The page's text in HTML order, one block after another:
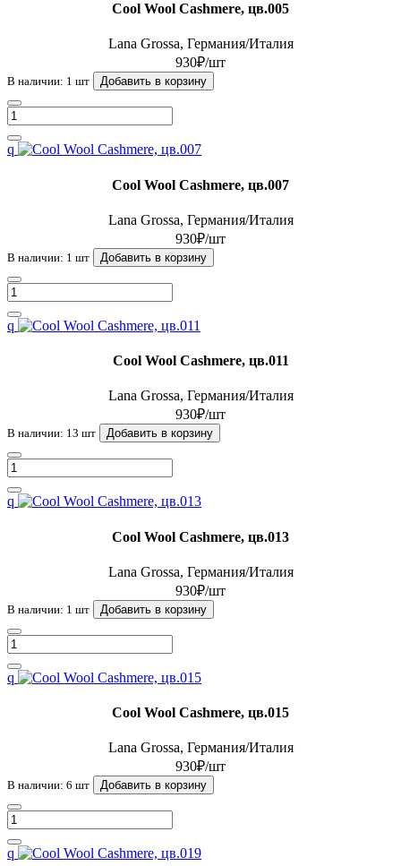
Cool Wool Cashmere, цв.005
Lana Grossa, Германия/Италия
930₽/шт
В наличии: 1 шт Добавить в корзину
q
Cool Wool Cashmere, цв.007
Lana Grossa, Германия/Италия
930₽/шт
В наличии: 1 шт Добавить в корзину
q
Cool Wool Cashmere, цв.011
Lana Grossa, Германия/Италия
930₽/шт
В наличии: 13 шт Добавить в корзину
q
Cool Wool Cashmere, цв.013
Lana Grossa, Германия/Италия
930₽/шт
В наличии: 1 шт Добавить в корзину
q
Cool Wool Cashmere, цв.015
Lana Grossa, Германия/Италия
930₽/шт
В наличии: 6 шт Добавить в корзину
q